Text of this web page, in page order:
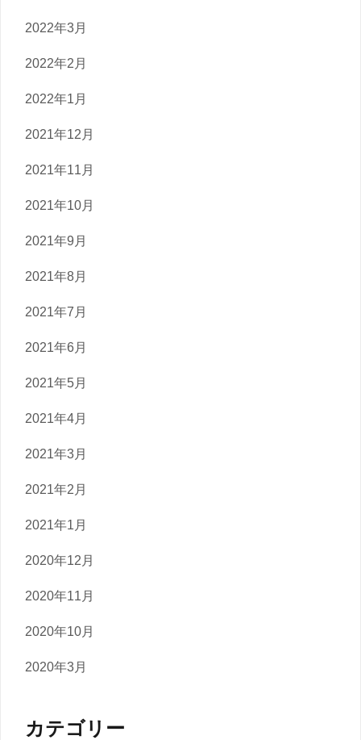
2022年3月
2022年2月
2022年1月
2021年12月
2021年11月
2021年10月
2021年9月
2021年8月
2021年7月
2021年6月
2021年5月
2021年4月
2021年3月
2021年2月
2021年1月
2020年12月
2020年11月
2020年10月
2020年3月
カテゴリー